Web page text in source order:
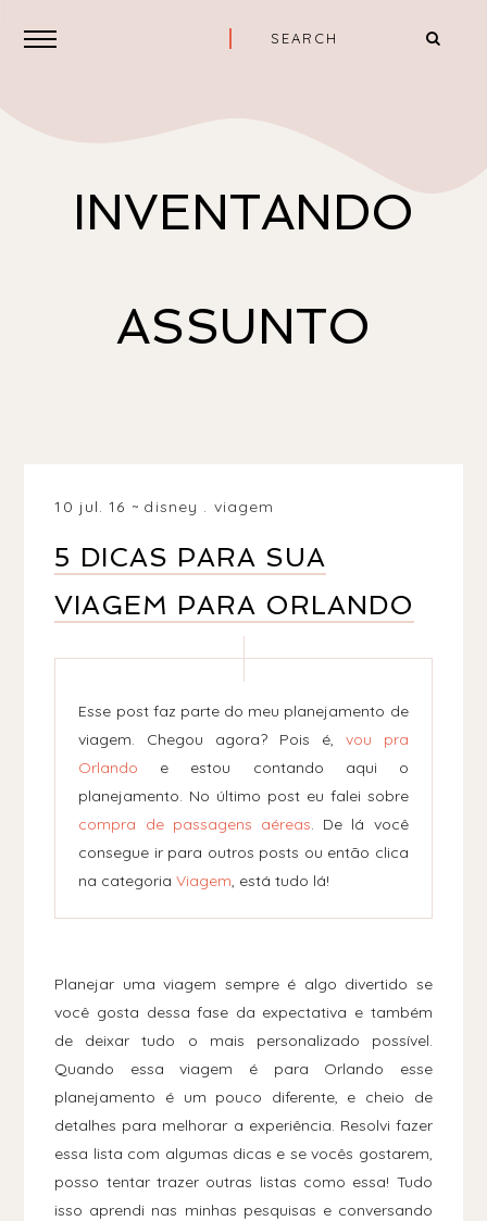
INVENTANDO
ASSUNTO
10 jul. 16 disney . viagem
5 DICAS PARA SUA
VIAGEM PARA ORLANDO
Esse post faz parte do meu planejamento de
viagem. Chegou agora? Pois é, vou pra
Orlando e estou contando aqui o
planejamento. No último post eu falei sobre
compra de passagens aéreas. De lá você
consegue ir para outros posts ou então clica
na categoriaViagem, está tudo lá!
Planejar uma viagem sempre é algo divertido se
você gosta dessa fase da expectativa e também
de deixar tudo o mais personalizado possível.
Quando essa viagem é para Orlando esse
planejamento é um pouco diferente, e cheio de
detalhes para melhorar a experiência. Resolvi fazer
essa lista com algumas dicas e se vocês gostarem,
posso tentar trazer outras listas como essa! Tudo
isso aprendi nas minhas pesquisas e conversando